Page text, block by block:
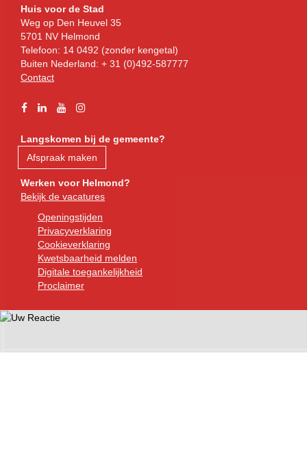
Bezoekadres
Huis voor de Stad
Weg op Den Heuvel 35
5701 NV Helmond
Telefoon: 14 0492 (zonder kengetal)
Buiten Nederland: + 31 (0)492-587777
Contact
FacebookLinkedinYouTubeInstagram
Langskomen bij de gemeente?
Afspraak maken
Werken voor Helmond?
Bekijk de vacatures
Openingstijden
Privacyverklaring
Cookieverklaring
Kwetsbaarheid melden
Digitale toegankelijkheid
Proclaimer